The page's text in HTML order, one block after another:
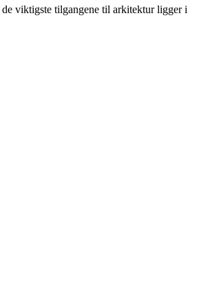
viktigste tilgangene til arkitektur ligger i